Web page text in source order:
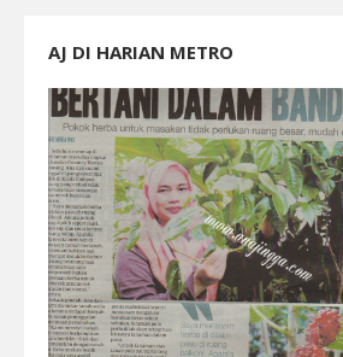
AJ DI HARIAN METRO